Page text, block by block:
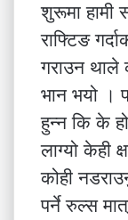
शुरूमा हामी
राफ्टिङ
गराउन थाले
भान भयो ।
हुन्न कि के
लाग्यो केही
कोही
पर्ने रुल्स